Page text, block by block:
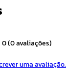
0(0 avaliações)
uma avaliação.